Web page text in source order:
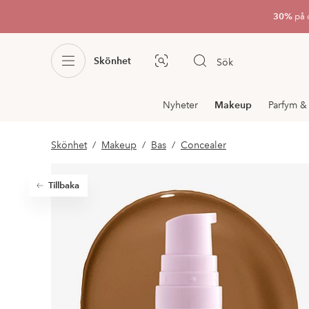
30% på
Skönhet Bildsök Sök
navigation
Nyheter Makeup Parfym
Skönhet Makeup Bas Concealer
Tillbaka